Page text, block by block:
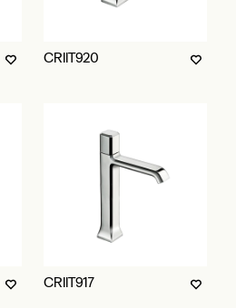
CRIIT920
CRIIT917